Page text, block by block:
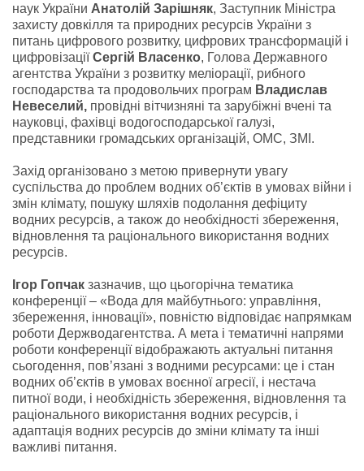
наук України Анатолій Зарішняк, Заступник Міністра
захисту довкілля та природних ресурсів України з
питань цифрового розвитку, цифрових трансформацій і
цифровізаціїСергій Власенко, Голова Державного
агентства України з розвитку меліорації, рибного
господарства та продовольчих програм Владислав
Невеселий, провідні вітчизняні та зарубіжні вчені та
науковці, фахівці водогосподарської галузі,
представники громадських організацій, ОМС, ЗМІ.
Захід організовано з метою привернути увагу
суспільства до проблем водних об’єктів в умовах війни і
змін клімату, пошуку шляхів подолання дефіциту
водних ресурсів, а також до необхідності збереження,
відновлення та раціонального використання водних
ресурсів.
Ігор Гопчак зазначив, що цьогорічна тематика
конференції– «Вода для майбутнього: управління,
збереження, інновації», повністю відповідає напрямкам
роботи Держводагентства. А мета і тематичні напрями
роботи конференції відображають актуальні питання
сьогодення, пов’язані з водними ресурсами: це і стан
водних об’єктів в умовах воєнної агресії, і нестача
питної води, і необхідність збереження, відновлення та
раціонального використання водних ресурсів, і
адаптація водних ресурсів до зміни клімату та інші
важливі питання.